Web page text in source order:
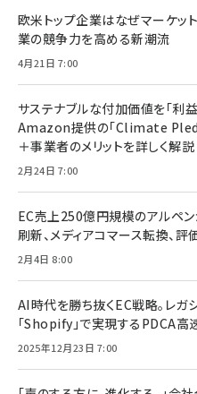
欧米トップ企業はなぜマーケッ
業の競争力を高める新潮流
4月21日 7:00
サステナブルな付加価値を「利
Amazon提供の「Climate
＋事業者のメリットを詳しく解説
2月24日 7:00
EC売上250億円規模のアルペ
刷新、メディアコマース転換、評
2月4日 8:00
AI時代を勝ち抜くEC戦略。レガ
「Shopify」で実現するPDCA高
2025年12月23日 7:00